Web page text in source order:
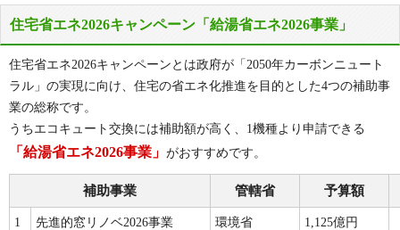
住宅省エネ2026キャンペーン「給湯省エネ2026事業」
住宅省エネ2026キャンペーンとは政府が「2050年カーボンニュート
ラル」の実現に向け、住宅の省エネ化推進を目的とした4つの補助事
業の総称です。
うちエコキュート交換には補助額が高く、1機種より申請できる
「給湯省エネ2026事業」 がおすすめです。
補助事業 管轄省 予算額
1 先進的窓リノベ2026事業 環境省 1,125億円